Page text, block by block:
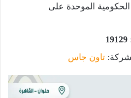
الموحدة على
19129
تاون جاس